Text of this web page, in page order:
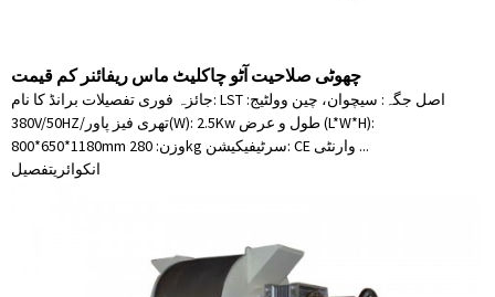
چھوٹی صلاحیت آٹو چاکلیٹ ماس ریفائنر کم قیمت
جائزہ فوری تفصیلات برانڈ کا نام: LST اصل جگہ: سیچوان، چین وولٹیج:
380V/50HZ/تھری فیز پاور(W): 2.5Kw طول و عرض (L*W*H):
800*650*1180mm وزن: 280kg سرٹیفیکیشن: CE وارنٹی ...
انکوائریتفصیل